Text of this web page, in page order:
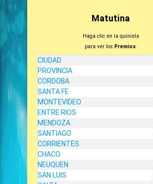
Matutina
Haga clic en la quiniela
para ver los Premios.
CIUDAD
PROVINCIA
CORDOBA
SANTA FE
MONTEVIDEO
ENTRE RIOS
MENDOZA
SANTIAGO
CORRIENTES
CHACO
NEUQUEN
SAN LUIS